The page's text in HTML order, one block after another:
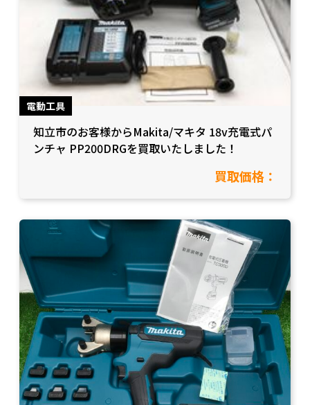
電動工具
知立市のお客様からMakita/マキタ 18v充電式パ
ンチャ PP200DRGを買取いたしました！
買取価格：